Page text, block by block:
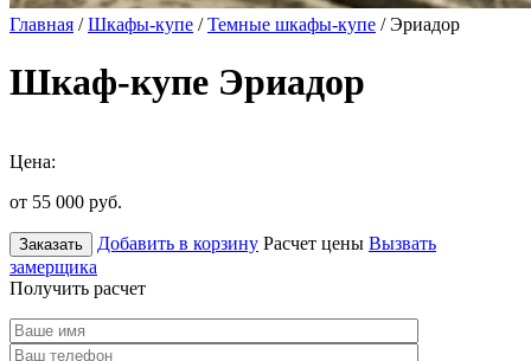
Главная /Шкафы-купе /Темные шкафы-купе / Эриадор
Шкаф-купе Эриадор
Цена:
от 55 000 руб.
Заказать Добавить в корзину Расчет цены Вызвать
замерщика
Получить расчет